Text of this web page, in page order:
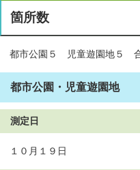
箇所数
都市公園５ 児童遊園地５
都市公園・児童遊園地
測定日
１０月１９日